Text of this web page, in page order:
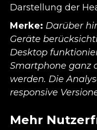
Darstellung der
Merke: Darüber
Geräte
Desktop
Smartphone ganz
werden. Die
responsive
Mehr